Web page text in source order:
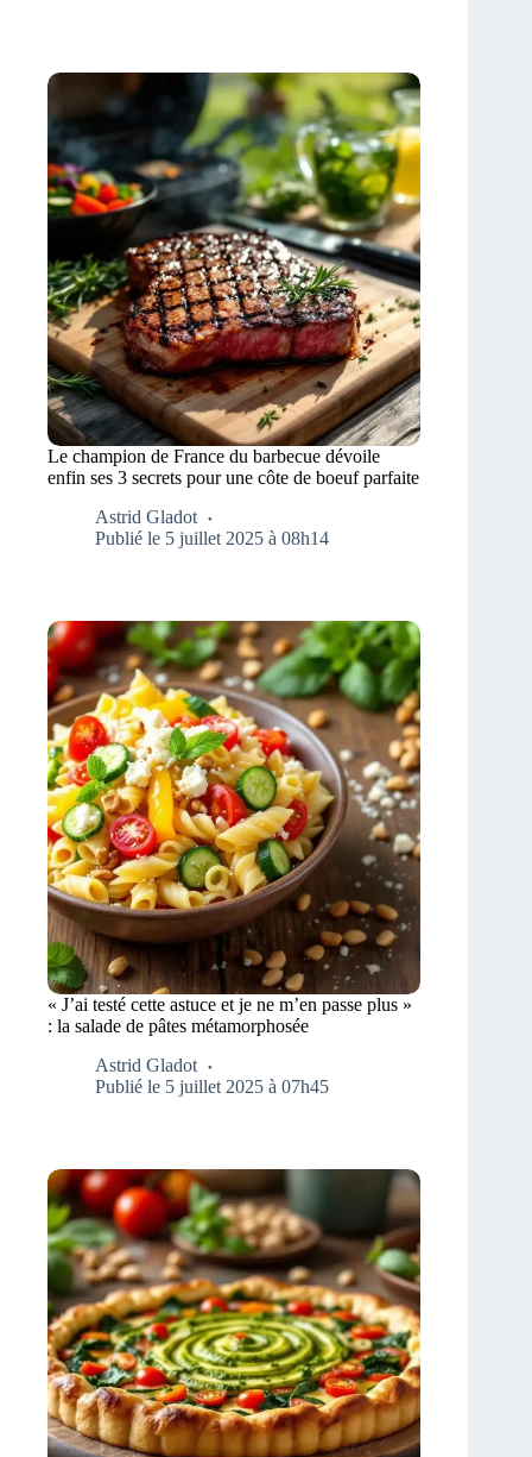
Le champion de France du barbecue dévoile
enfin ses 3 secrets pour une côte de boeuf parfaite
Astrid Gladot
Publié le 5 juillet 2025 à 08h14
« J’ai testé cette astuce et je ne m’en passe plus »
: la salade de pâtes métamorphosée
Astrid Gladot
Publié le 5 juillet 2025 à 07h45